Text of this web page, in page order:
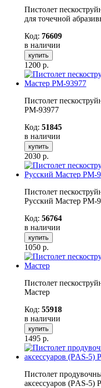
Пистолет
для точечной
Код: 76609
в наличии
купить
1200 р.
Пистолет
РМ-93977
Код: 51845
в наличии
купить
2030 р.
Пистолет
Русский Mастер РМ-
Код: 56764
в наличии
купить
1050 р.
Пистолет
Мастер
Код: 55918
в наличии
купить
1495 р.
Пистолет
аксессуаров (PАS-5)